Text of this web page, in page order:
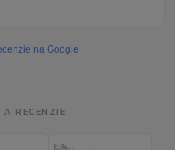
na Google
RECENZIE